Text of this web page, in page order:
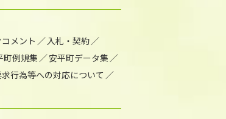
メント
入札・契約
町例規集
安平町データ集
行為等への対応について